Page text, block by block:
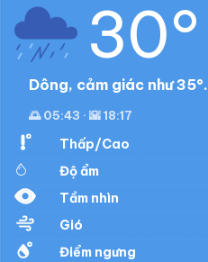
30°
Dông, cảm giác như 35°.
🌅 05:43 · 🌇 18:17
Thấp/Cao
Độ ẩm
Tầm nhìn
Gió
Điểm ngưng